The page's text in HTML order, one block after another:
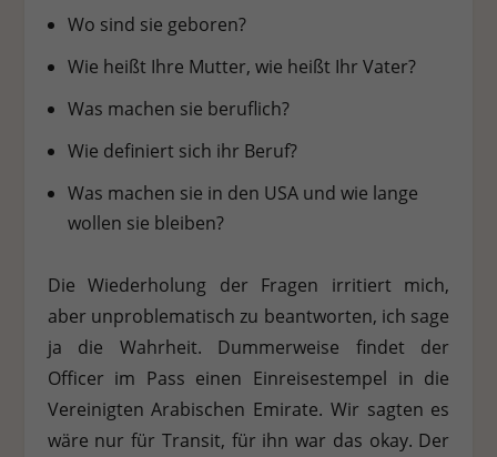
Wo sind sie geboren?
Wie heißt Ihre Mutter, wie heißt Ihr Vater?
Was machen sie beruflich?
Wie definiert sich ihr Beruf?
Was machen sie in den USA und wie lange
wollen sie bleiben?
Die Wiederholung der Fragen irritiert mich,
aber unproblematisch zu beantworten, ich sage
ja die Wahrheit. Dummerweise findet der
Officer im Pass einen Einreisestempel in die
Vereinigten Arabischen Emirate. Wir sagten es
wäre nur für Transit, für ihn war das okay. Der